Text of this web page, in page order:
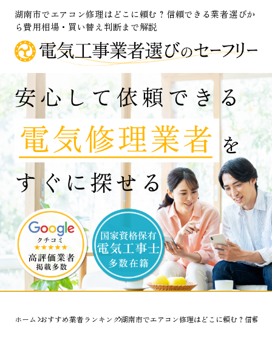
湖南市でエアコン修理はどこに頼む？信頼できる業者選びか
ら費用相場・買い替え判断まで解説
ホーム おすすめ業者ランキング湖南市でエアコン修理はどこに頼む？信頼で